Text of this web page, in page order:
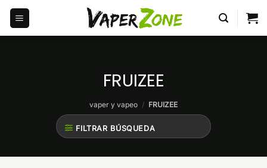
Saltar
contenido
FRUIZEE
vaper y vapeo / FRUIZEE
FILTRAR BÚSQUEDA